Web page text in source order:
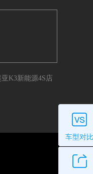
K3新能源4S店
车型对比